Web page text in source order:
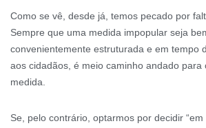
Como se vê, desde já, temos pecado por
Sempre que uma medida impopular seja
convenientemente estruturada e em tempo
aos cidadãos, é meio caminho andado para
medida.
Se, pelo contrário, optarmos por decidir “em